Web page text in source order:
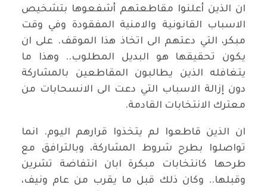
ان الذين أعلنوا مقاطعتهم أشفعوها بتشخيص
الاسباب القانونية والامنية المفقودة وفي وقت
مبكر، التي دعتهم الى اتخاذ هذا الموقف. على ان
يكون تحقيقها هو البديل المطلوب.. وهذا ما
يتغافله الذين يطالبون المقاطعين بالمشاركة
دون إزالة الاسباب التي دعت الى الانسحابات من
معترك الانتخابات القادمة.
ان الذين قاطعوا لم يتخذوا قرارهم اليوم. انما
تواصلوا بطرح شروط المشاركة، وبالترافق مع
طرحها كانتخابات مبكرة ابان انتفاضة تشرين
وقبلها.. وكان ذلك قبل ما يقرب من عام ونيف،